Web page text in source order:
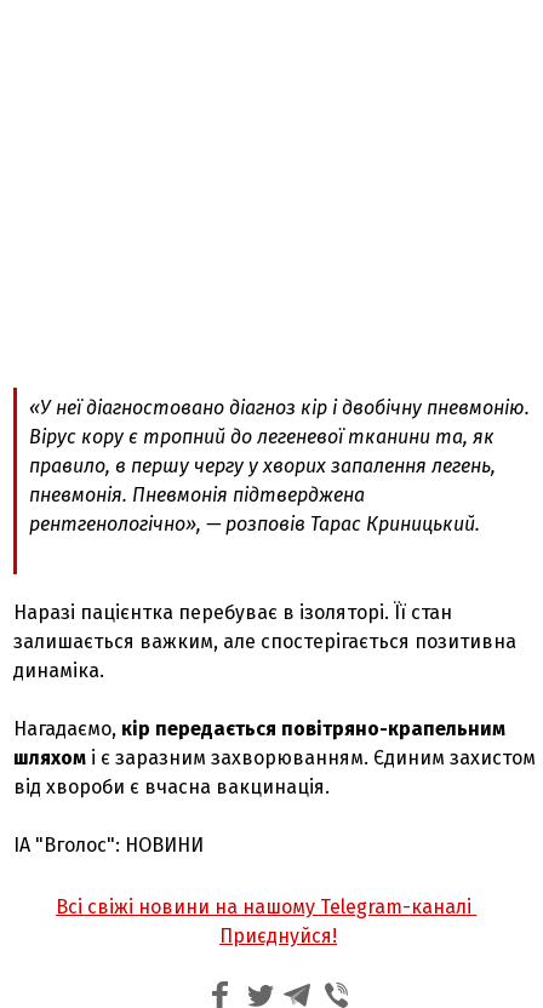
«У неї діагностовано діагноз кір і двобічну пневмонію.
Вірус кору є тропний до легеневої тканини та, як
правило, в першу чергу у хворих запалення легень,
пневмонія. Пневмонія підтверджена
рентгенологічно», — розповів Тарас Криницький.
Наразі пацієнтка перебуває в ізоляторі. Її стан
залишається важким, але спостерігається позитивна
динаміка.
Нагадаємо, кір передається повітряно-крапельним
шляхом і є заразним захворюванням. Єдиним захистом
від хвороби є вчасна вакцинація.
ІА "Вголос": НОВИНИ
Всі свіжі новини на нашому Telegram-каналі
Приєднуйся!